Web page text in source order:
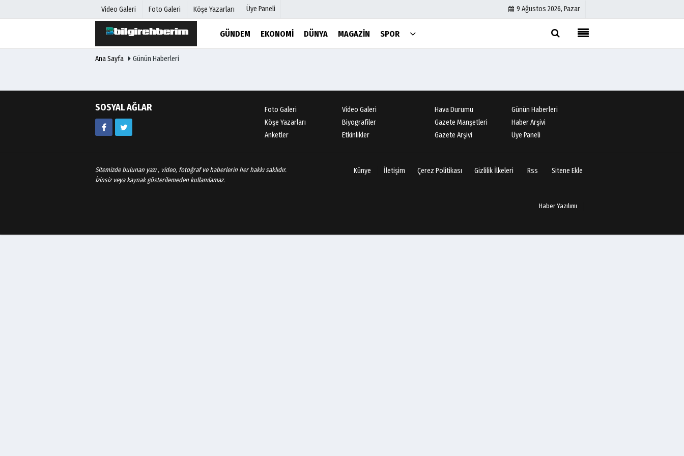
Video Galeri Foto Galeri Köşe Yazarları Üye Paneli 9 Ağustos 2026, Pazar
GÜNDEM EKONOMI DÜNYA MAGAZIN SPOR
Gazete Arşivi
Anketler
Foto Galeri
Etkinlikler
Çerez Politikası
Gizlilik İlkeleri
Ana Sayfa Günün Haberleri
SOSYAL AĞLAR Foto Galeri
Video Galeri
Köşe Yazarları
Biyografiler
Anketler
Etkinlikler
Hava Durumu
Günün Haberleri
Gazete Manşetleri
Haber Arşivi
Gazete Arşivi
Üye Paneli
Sitemizde bulunan yazı , video, fotoğraf ve haberlerin her hakkı saklıdır.
İzinsiz veya kaynak gösterilemeden kullanılamaz.
Künye İletişim Çerez Politikası Gizlilik İlkeleri Rss Sitene Ekle
Haber Yazılımı